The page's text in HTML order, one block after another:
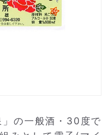
」の一般酒・30度で